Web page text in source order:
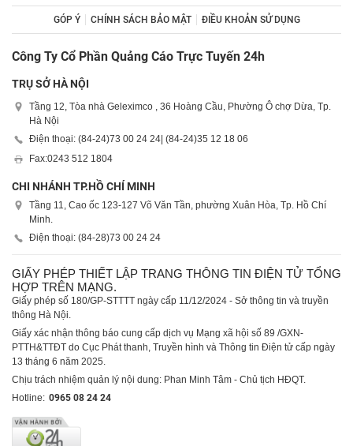
GÓP Ý CHÍNH SÁCH BẢO MẬT ĐIỀU KHOẢN SỬ DỤNG
Công Ty Cổ Phần Quảng Cáo Trực Tuyến 24h
TRỤ SỞ HÀ NỘI
Tầng 12, Tòa nhà Geleximco , 36 Hoàng Cầu, Phường Ô chợ Dừa, Tp.
Hà Nội
Điện thoại: (84-24)73 00 24 24 | (84-24)35 12 18 06
Fax:0243 512 1804
CHI NHÁNH TP.HỒ CHÍ MINH
Tầng 11, Cao ốc 123-127 Võ Văn Tần, phường Xuân Hòa, Tp. Hồ Chí
Minh.
Điện thoại: (84-28)73 00 24 24
GIẤY PHÉP THIẾT LẬP TRANG THÔNG TIN ĐIỆN TỬ TỔNG
HỢP TRÊN MẠNG.
Giấy phép số 180/GP-STTTT ngày cấp 11/12/2024 - Sở thông tin và truyền
thông Hà Nội.
Giấy xác nhận thông báo cung cấp dịch vụ Mạng xã hội số 89 /GXN-
PTTH&TTĐT do Cục Phát thanh, Truyền hình và Thông tin Điện tử cấp ngày
13 tháng 6 năm 2025.
Chịu trách nhiệm quản lý nội dung: Phan Minh Tâm - Chủ tịch HĐQT.
Hotline: 0965 08 24 24